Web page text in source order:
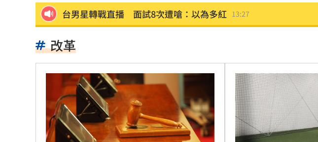
台男星轉戰直播 面試8次遭嗆：以為多紅 13:27
起司進口狂飆2.3倍！農業部帶頭拚國產 13:26
淡出16年拒復出拍戲 姜厚任轟中國劇組 13:26
淡江大橋今晚8時起封橋 封閉範圍一次看 13:24
改革